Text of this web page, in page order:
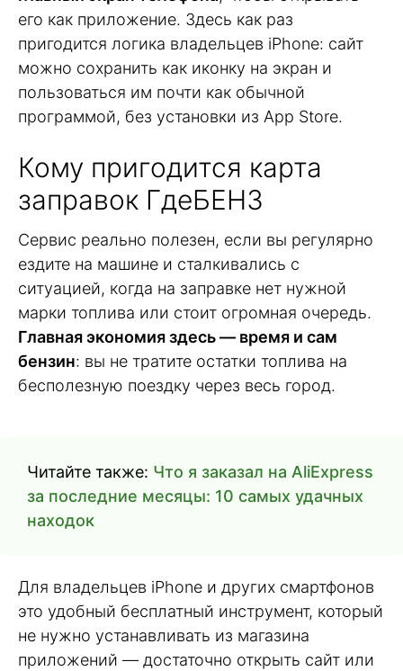
его как приложение. Здесь как раз
пригодится логика владельцев iPhone: сайт
можно сохранить как иконку на экран и
пользоваться им почти как обычной
программой, без установки из App Store.
Кому пригодится карта
заправок ГдеБЕНЗ
Сервис реально полезен, если вы регулярно
ездите на машине и сталкивались с
ситуацией, когда на заправке нет нужной
марки топлива или стоит огромная очередь.
Главная экономия здесь — время и сам
бензин: вы не тратите остатки топлива на
бесполезную поездку через весь город.
Читайте также: Что я заказал на AliExpress
за последние месяцы: 10 самых удачных
находок
Для владельцев iPhone и других смартфонов
это удобный бесплатный инструмент, который
не нужно устанавливать из магазина
приложений — достаточно открыть сайт или